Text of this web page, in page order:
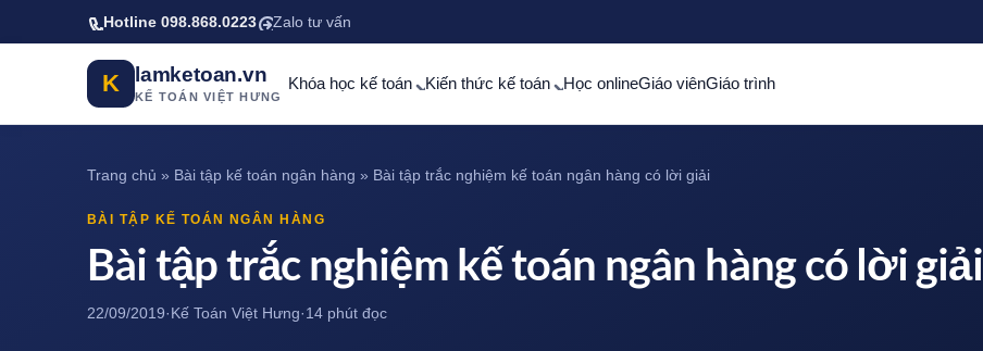
Bỏ qua tới nội dung chính
Hotline 098.868.0223 Zalo tư vấn
K lamketoan.vn
KẾ TOÁN VIỆT HƯNG
Khóa học kế toán Kiến thức kế toán Học onlineGiáo viênGiáo trình
Trang chủ » Bài tập kế toán ngân hàng » Bài tập trắc nghiệm kế toán ngân hàng có lời giải
BÀI TẬP KẾ TOÁN NGÂN HÀNG
Bài tập trắc nghiệm kế toán ngân hàng có lời giải
22/09/2019·Kế Toán Việt Hưng·14 phút đọc